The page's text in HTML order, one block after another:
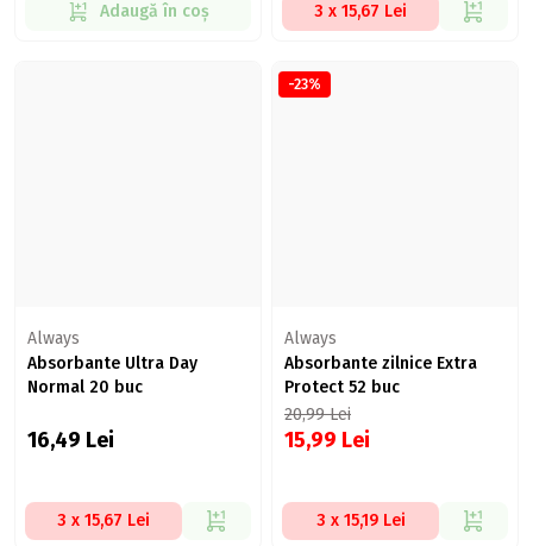
Adaugă în coș 3 x 15,67 Lei
Always
Absorbante Ultra Day
Normal 20 buc
16,49 Lei
3 x 15,67 Lei
-23%
Always
Absorbante zilnice Extra
Protect 52 buc
20,99Lei
15,99 Lei
3 x 15,19 Lei